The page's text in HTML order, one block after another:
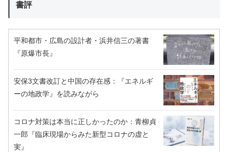
書評
平和都市・広島の設計者・浜井信三の著書
『原爆市長』
安保3文書改訂と中国の存在感：『エネルギ
ーの地政学』を読みながら
コロナ対策は本当に正しかったのか：青柳貞
一郎『臨床現場からみた新型コロナの虚と
実』